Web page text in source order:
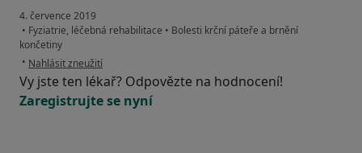
4. července 2019
• Fyziatrie, léčebná rehabilitace • Bolesti krční páteře a brnění
končetiny
• podle názoru uživatele Váš účet byl odstraněn
Nahlásit zneužití
Vy jste ten lékař? Odpovězte na hodnocení!
Zaregistrujte se nyní